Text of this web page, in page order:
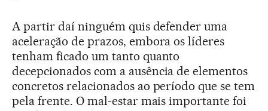
A partir daí ninguém quis defender uma
aceleração de prazos, embora os líderes
tenham ficado um tanto quanto
decepcionados com a ausência de elementos
concretos relacionados ao período que se tem
pela frente. O mal-estar mais importante foi